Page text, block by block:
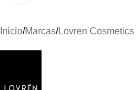
Inicio/Marcas/Lovren Cosmetics